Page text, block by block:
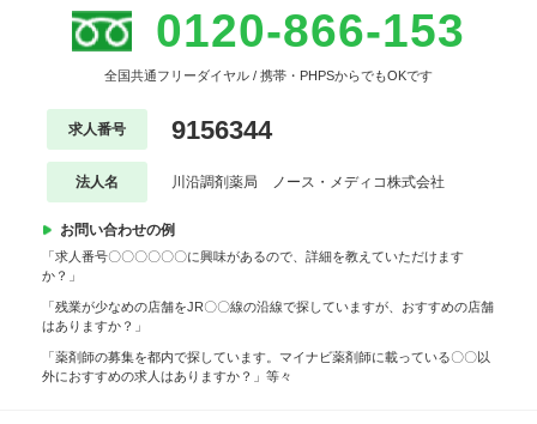
0120-866-153
全国共通フリーダイヤル / 携帯・PHPSからでもOKです
求人番号 9156344
法人名 川沿調剤薬局 ノース・メディコ株式会社
お問い合わせの例
「求人番号〇〇〇〇〇〇に興味があるので、詳細を教えていただけます
か？」
「残業が少なめの店舗をJR〇〇線の沿線で探していますが、おすすめの店舗
はありますか？」
「薬剤師の募集を都内で探しています。マイナビ薬剤師に載っている〇〇以
外におすすめの求人はありますか？」等々